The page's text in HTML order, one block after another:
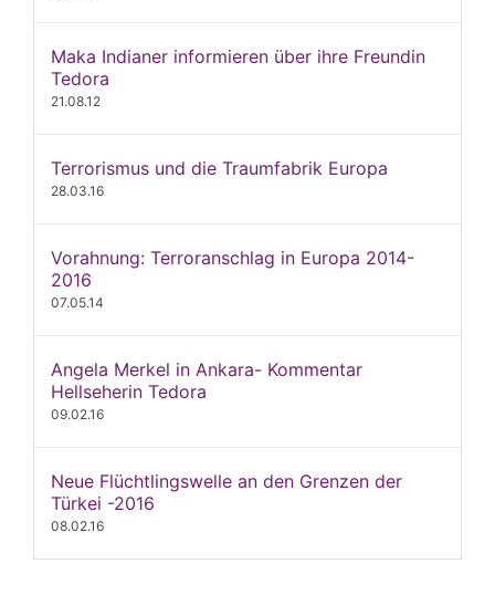
Maka Indianer informieren über ihre Freundin
Tedora
21.08.12
Terrorismus und die Traumfabrik Europa
28.03.16
Vorahnung: Terroranschlag in Europa 2014-
2016
07.05.14
Angela Merkel in Ankara- Kommentar
Hellseherin Tedora
09.02.16
Neue Flüchtlingswelle an den Grenzen der
Türkei -2016
08.02.16